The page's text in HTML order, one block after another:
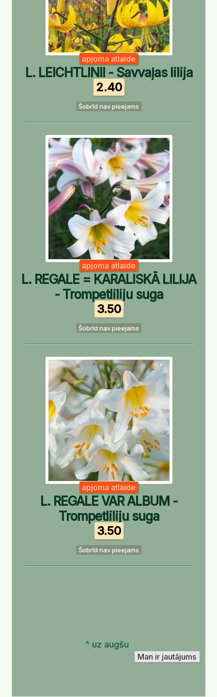
apjoma atlaide
L. LEICHTLINII - Savvaļas lilija
2.40
Šobrīd nav pieejams
apjoma atlaide
L. REGALE = KARALISKĀ LILIJA
- Trompetliliju suga
3.50
Šobrīd nav pieejams
apjoma atlaide
L. REGALE VAR ALBUM -
Trompetliliju suga
3.50
Šobrīd nav pieejams
^ uz augšu